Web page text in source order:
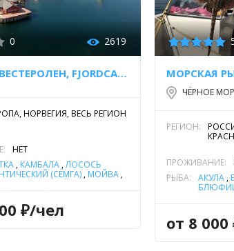
0 2619
ОСТРОВА ВЕСТЕРОЛЕН, FJORDCAMP
НОРВЕГИЯ, ВЕСЬ РЕГИОН
НЕТ
, КАМБАЛА ,ЛОСОСЬ
(СЁМГА) , МОЙВА ,
МОРСКАЯ
₽/чел
МОРСКАЯ
ЧЁРНОЕ
РЕГИОН:
ПРОЖИВАНИЕ:
РЫБА:
АКУЛА,
(СИБАС)
от 8 000